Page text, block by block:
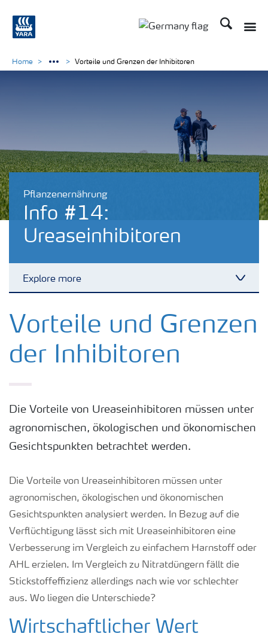
Suchen
Pflanzenernährung
Info #14:
Ureaseinhibitoren
Explore more
Kulturen
Düngemittel
Zukunft anpacken
Medien
Home Vorteile und Grenzen der Inhibitoren
Vorteile und Grenzen
der Inhibitoren
Die Vorteile von Ureaseinhibitoren müssen unter
agronomischen, ökologischen und ökonomischen
Gesichtspunkten betrachtet werden.
Die Vorteile von Ureaseinhibitoren müssen unter
agronomischen, ökologischen und ökonomischen
Gesichtspunkten analysiert werden. In Bezug auf die
Verflüchtigung lässt sich mit Ureaseinhibitoren eine
Verbesserung im Vergleich zu einfachem Harnstoff oder
AHL erzielen. Im Vergleich zu Nitratdüngern fällt die
Stickstoffeffizienz allerdings nach wie vor schlechter
aus. Wo liegen die Unterschiede?
Wirtschaftlicher Wert